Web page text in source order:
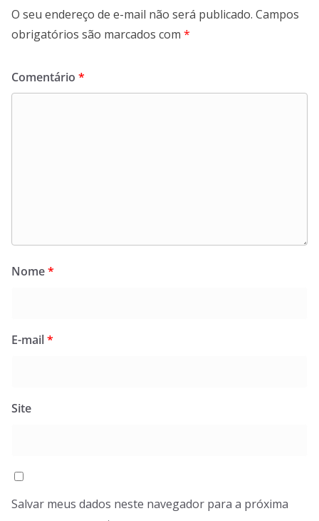
O seu endereço de e-mail não será publicado. Campos
obrigatórios são marcados com *
Comentário *
Nome*
E-mail*
Site
Salvar meus dados neste navegador para a próxima